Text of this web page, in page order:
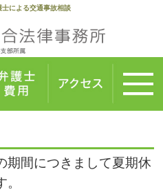
による交通事故相談
期間につきまして夏期休